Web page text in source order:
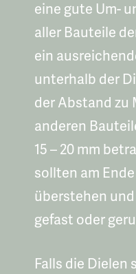
eine gute Um-
aller Bauteile
ein
unterhalb der
der Abstand zu
anderen
15 – 20 mm
sollten am
überstehen
gefast oder
Falls die Dielen